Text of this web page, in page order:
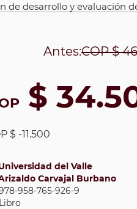
de desarrollo y evaluación
Antes:COP$
$
$ -11.500
del Valle
Carvajal Burbano
958-765-926-9
Libro